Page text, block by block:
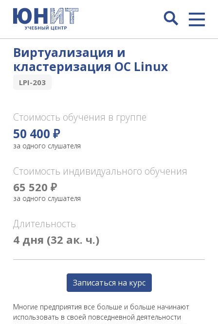
Виртуализация и
кластеризация ОС Linux
LPI-203
Многие предприятия все больше и больше начинают
использовать в своей повседневной деятельности
Стоимость обучения в группе
50 400 ₽
за одного слушателя
Стоимость индивидуального обучения
65 520 ₽
за одного слушателя
Длительность
4 дня (32 ак. ч.)
Записаться на курс